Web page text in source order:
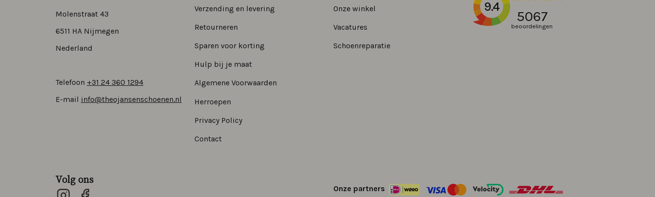
Molenstraat 43
6511 HA Nijmegen
Nederland
Telefoon +31 24 360 1294
E-mail info@theojansenschoenen.nl
Verzending en levering
Retourneren
Sparen voor korting
Hulp bij je maat
Algemene Voorwaarden
Herroepen
Privacy Policy
Contact
Onze winkel
Vacatures
Schoenreparatie
9.4
5067
beoordelingen
Volg ons
Onze partners